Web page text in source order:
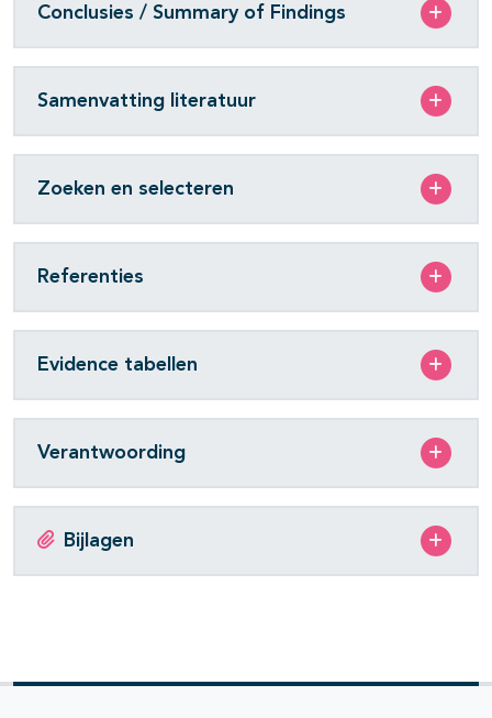
Conclusies / Summary of Findings
Samenvatting literatuur
Zoeken en selecteren
Referenties
Evidence tabellen
Verantwoording
Bijlagen